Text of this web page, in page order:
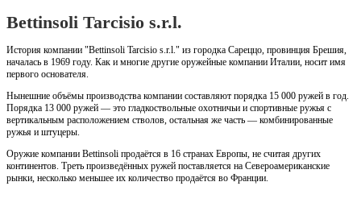
Bettinsoli Tarcisio s.r.l.
История компании "Bettinsoli Tarcisio s.r.l." из городка Сареццо, провинция Брешия,
началась в 1969 году. Как и многие другие оружейные компании Италии, носит имя
первого основателя.
Нынешние объёмы производства компании составляют порядка 15 000 ружей в год.
Порядка 13 000 ружей — это гладкоствольные охотничьи и спортивные ружья с
вертикальным расположением стволов, остальная же часть — комбинированные
ружья и штуцеры.
Оружие компании Bettinsoli продаётся в 16 странах Европы, не считая других
континентов. Треть произведённых ружей поставляется на Североамериканские
рынки, несколько меньшее их количество продаётся во Франции.